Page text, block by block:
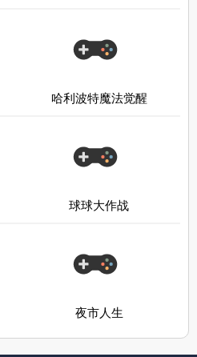
哈利波特魔法觉醒
球球大作战
夜市人生